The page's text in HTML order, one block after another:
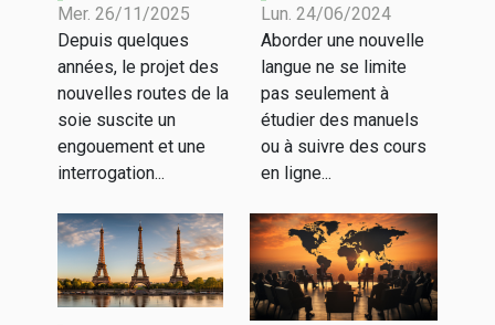
soie, une
analyse par
un expert sur
la Chine
Mer. 26/11/2025
Depuis quelques
années, le projet des
nouvelles routes de la
soie suscite un
engouement et une
interrogation...
programme
de séjour
linguistique
idéal pour
vous
Lun. 24/06/2024
Aborder une nouvelle
langue ne se limite
pas seulement à
étudier des manuels
ou à suivre des cours
en ligne...